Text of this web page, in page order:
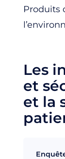
Produits
Les
et
et la